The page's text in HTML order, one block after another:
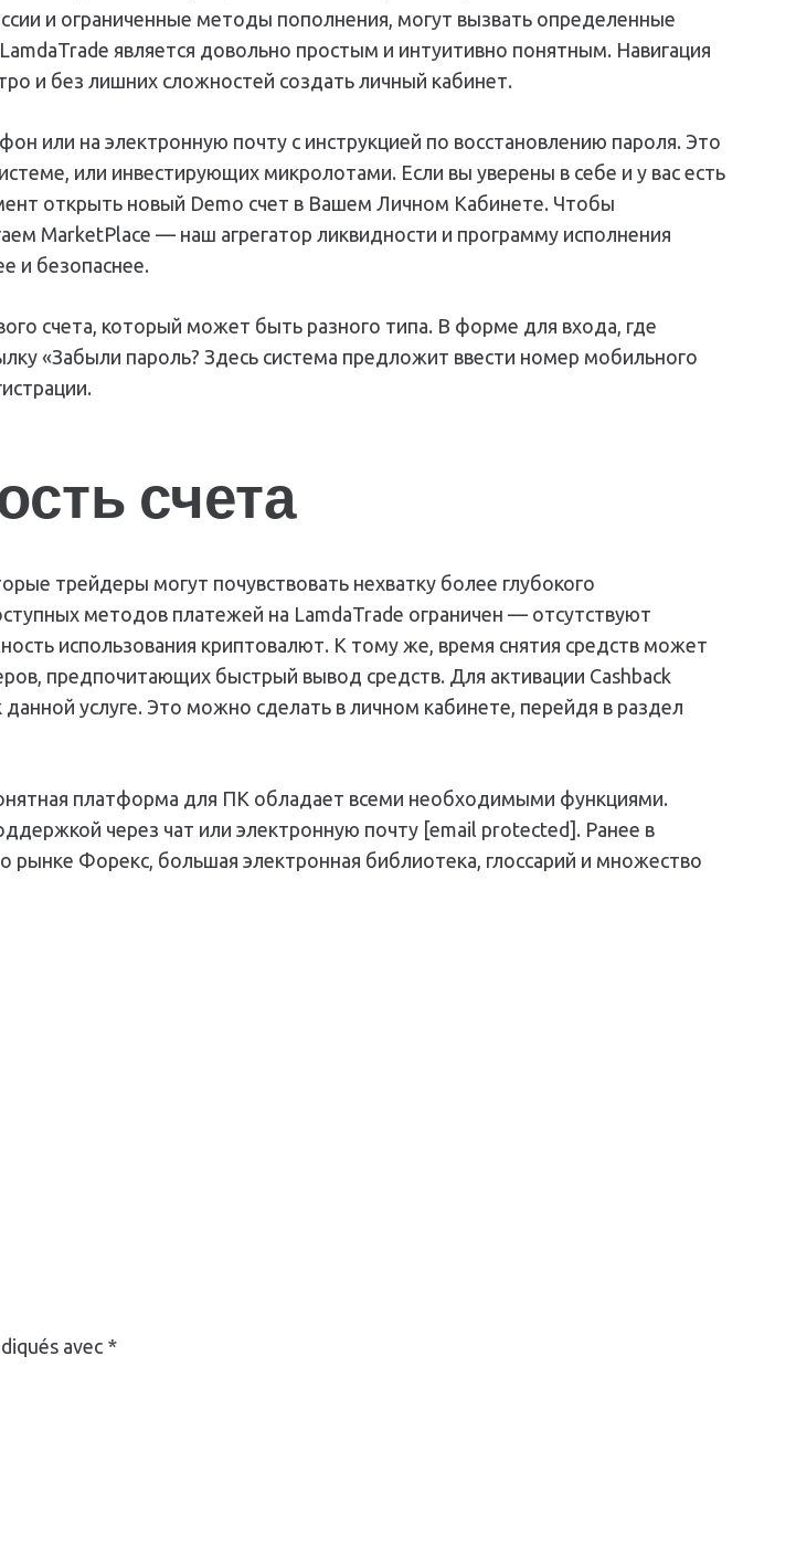
и ограниченные методы пополнения, могут вызвать определенные
является довольно простым и интуитивно понятным. Навигация
и без лишних сложностей создать личный кабинет.
или на электронную почту с инструкцией по восстановлению пароля. Это
или инвестирующих микролотами. Если вы уверены в себе и у вас есть
открыть новый Demo счет в Вашем Личном Кабинете. Чтобы
MarketPlace — наш агрегатор ликвидности и программу исполнения
и безопаснее.
счета, который может быть разного типа. В форме для входа, где
«Забыли пароль? Здесь система предложит ввести номер мобильного
счета
трейдеры могут почувствовать нехватку более глубокого
методов платежей на LamdaTrade ограничен — отсутствуют
использования криптовалют. К тому же, время снятия средств может
предпочитающих быстрый вывод средств. Для активации Cashback
услуге. Это можно сделать в личном кабинете, перейдя в раздел
платформа для ПК обладает всеми необходимыми функциями.
через чат или электронную почту [email protected]. Ранее в
Форекс, большая электронная библиотека, глоссарий и множество
avec *